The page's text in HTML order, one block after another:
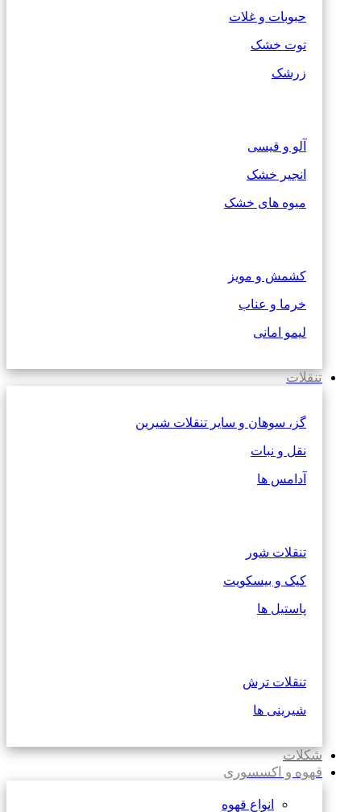
حبوبات و غلات
توت خشک
زرشک
آلو و قیسی
انجیر خشک
میوه های خشک
کشمش و مویز
خرما و عناب
لیمو امانی
تنقلات
گز، سوهان و سایر تنقلات شیرین
نقل و نبات
آدامس ها
تنقلات شور
کیک و بیسکویت
پاستیل ها
تنقلات ترش
شیرینی ها
شکلات
قهوه و اکسسوری
انواع قهوه